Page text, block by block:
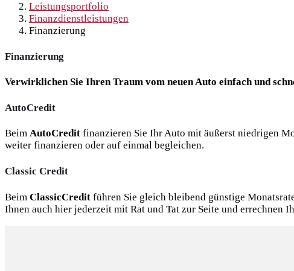
Leistungsportfolio
Finanzdienstleistungen
Finanzierung
Finanzierung
Verwirklichen Sie Ihren Traum vom neuen Auto einfach und
AutoCredit
Beim AutoCredit finanzieren Sie Ihr Auto mit äußerst niedrigen
weiter finanzieren oder auf einmal begleichen.
Classic Credit
Beim ClassicCredit führen Sie gleich bleibend günstige
Ihnen auch hier jederzeit mit Rat und Tat zur Seite und errechnen